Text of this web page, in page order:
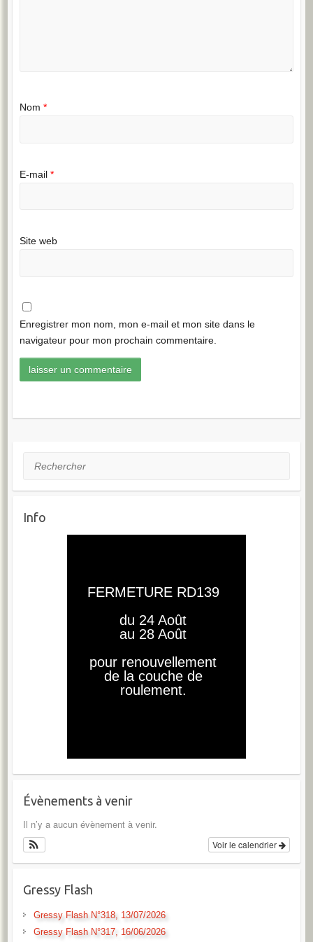
Nom *
E-mail *
Site web
Enregistrer mon nom, mon e-mail et mon site dans le
navigateur pour mon prochain commentaire.
Rechercher
Info
Évènements à venir
Il n’y a aucun évènement à venir.
Voir le calendrier
Gressy Flash
Gressy Flash N°318, 13/07/2026
Gressy Flash N°317, 16/06/2026